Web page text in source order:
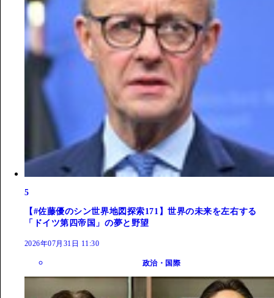
5
【#佐藤優のシン世界地図探索171】世界の未来を左右する
「ドイツ第四帝国」の夢と野望
2026年07月31日 11:30
政治・国際